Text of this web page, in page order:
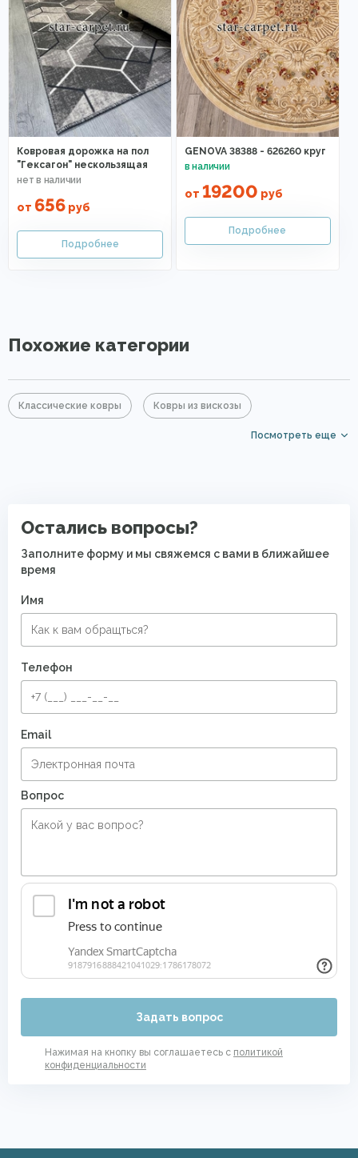
Ковровая дорожка на пол
"Гексагон" нескользящая
от 656 руб
GENOVA 38388 - 626260 круг
от 19200 руб
Похожие категории
Классические ковры Ковры из вискозы
Элитные ковры
Посмотреть еще
Остались вопросы?
Заполните форму и мы свяжемся с вами в ближайшее
время
Имя
Телефон
Email
Вопрос
Задать вопрос
Нажимая на кнопку вы соглашаетесь с политикой
конфиденциальности